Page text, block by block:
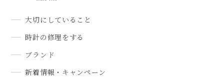
大切にしていること
時計の修理をする
ブランド
新着情報・キャンペーン